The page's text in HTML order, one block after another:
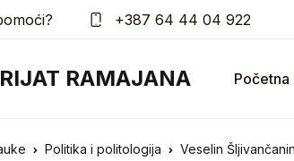
+387 64 44 04 922
RAMAJANA Početna
Politika i politologija Veselin